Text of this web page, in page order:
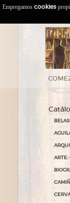
ARTE:
Empregamos cookies